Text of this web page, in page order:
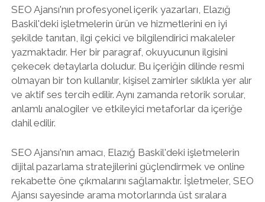
SEO Ajansı'nın profesyonel içerik yazarları, Elazığ
Baskil'deki işletmelerin ürün ve hizmetlerini en iyi
şekilde tanıtan, ilgi çekici ve bilgilendirici makaleler
yazmaktadır. Her bir paragraf, okuyucunun ilgisini
çekecek detaylarla doludur. Bu içeriğin dilinde resmi
olmayan bir ton kullanılır, kişisel zamirler sıklıkla yer alır
ve aktif ses tercih edilir. Aynı zamanda retorik sorular,
anlamlı analogiler ve etkileyici metaforlar da içeriğe
dahil edilir.
SEO Ajansı'nın amacı, Elazığ Baskil'deki işletmelerin
dijital pazarlama stratejilerini güçlendirmek ve online
rekabette öne çıkmalarını sağlamaktır. İşletmeler, SEO
Ajansı sayesinde arama motorlarında üst sıralara